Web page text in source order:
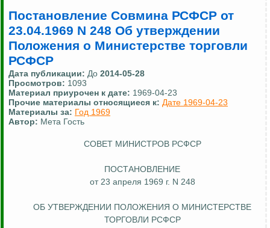
Постановление Совмина РСФСР от
23.04.1969 N 248 Об утверждении
Положения о Министерстве торговли
РСФСР
Дата публикации: До 2014-05-28
Просмотров: 1093
Материал приурочен к дате: 1969-04-23
Прочие материалы относящиеся к: Дате 1969-04-23
Материалы за: Год 1969
Автор: Мета Гость
СОВЕТ МИНИСТРОВ РСФСР
ПОСТАНОВЛЕНИЕ
от 23 апреля 1969 г. N 248
ОБ УТВЕРЖДЕНИИ ПОЛОЖЕНИЯ О МИНИСТЕРСТВЕ
ТОРГОВЛИ РСФСР